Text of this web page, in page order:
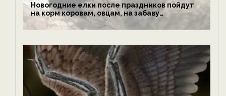
Новогодние елки после праздников пойдут
на корм коровам, овцам, на забаву
обезьянам, львам и леопардам — новости
экологии на ECOportal